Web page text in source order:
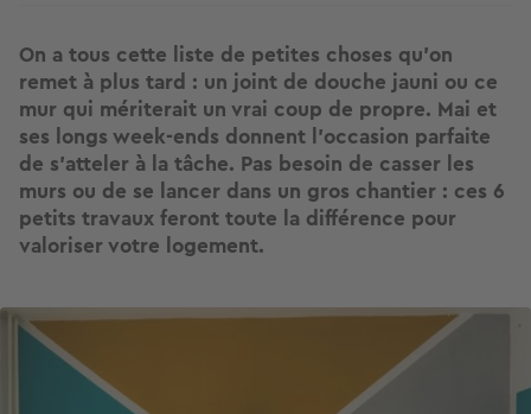
On a tous cette liste de petites choses qu’on
remet à plus tard : un joint de douche jauni ou ce
mur qui mériterait un vrai coup de propre. Mai et
ses longs week-ends donnent l’occasion parfaite
de s’atteler à la tâche. Pas besoin de casser les
murs ou de se lancer dans un gros chantier : ces 6
petits travaux feront toute la différence pour
valoriser votre logement.
Image